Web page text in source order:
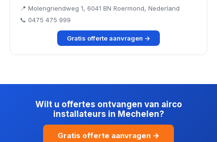
📍 Molengriendweg 1, 6041 BN Roermond, Nederland
📞 0475 475 999
Gratis offerte aanvragen →
Wilt u offertes ontvangen van airco
installateurs in Mechelen?
Gratis offerte aanvragen →